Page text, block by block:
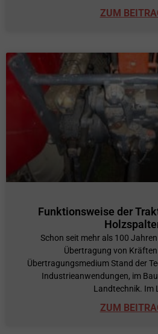
ZUM
Funktionsweise der
Schon seit mehr als 100
Übertragung von
Übertragungsmedium Stand der
Industrieanwendungen, im
Landtechnik. Im
ZUM